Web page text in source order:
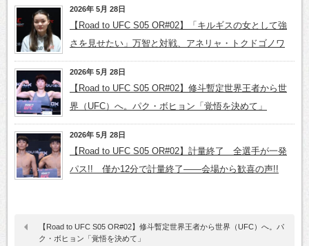
2026年 5月 28日
【Road to UFC S05 OR#02】「キルギスの女として強
さを見せたい」万智と対戦、アネリャ・トクドゴノワ
2026年 5月 28日
【Road to UFC S05 OR#02】修斗暫定世界王者から世
界（UFC）へ。パク・ボヒョン「覚悟を決めて」
2026年 5月 28日
【Road to UFC S05 OR#02】計量終了 全選手が一発
パス!! 僅か12分で計量終了――会場から歓喜の声!!
【Road to UFC S05 OR#02】修斗暫定世界王者から世界（UFC）へ。パ
ク・ボヒョン「覚悟を決めて」